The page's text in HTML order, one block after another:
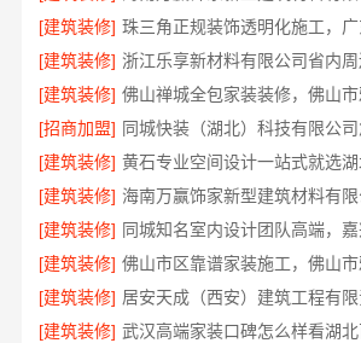
[建筑装修]
[建筑装修]
[建筑装修]
[招商加盟]
[建筑装修]
[建筑装修]
[建筑装修]
[建筑装修] 佛山市区靠谱家装施工，佛山
[建筑装修]
[建筑装修]